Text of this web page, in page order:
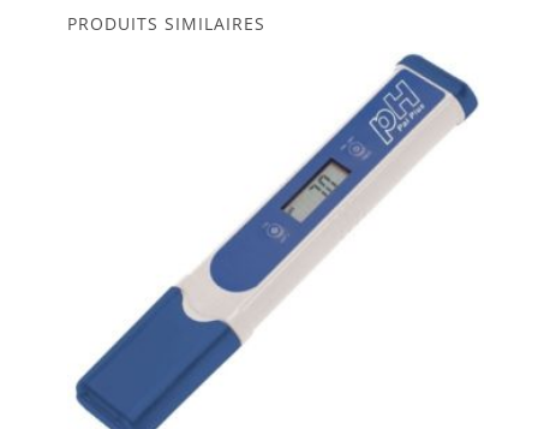
PRODUITS SIMILAIRES